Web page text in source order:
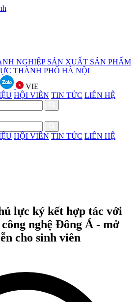
NGHIỆP SẢN XUẤT SẢN PHẨM
THÀNH PHỐ HÀ NỘI
VIE
HỘI VIÊN TIN TỨC LIÊN HỆ
HỘI VIÊN TIN TỨC LIÊN HỆ
lực ký kết hợp tác với
nghệ Đông Á - mở
cho sinh viên